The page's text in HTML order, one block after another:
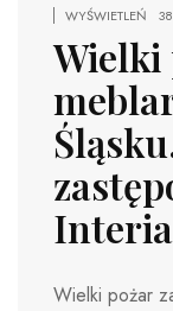
WYŚWIETLEŃ
Wielki
Interia
Wielki pożar